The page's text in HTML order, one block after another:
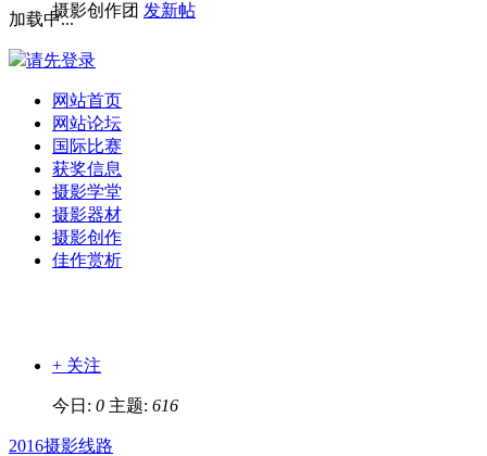
加载中...
请先登录
网站首页
网站论坛
国际比赛
获奖信息
摄影学堂
摄影器材
摄影创作
佳作赏析
摄影创作团 发新帖
+ 关注
今日: 0 主题: 616
2016摄影线路